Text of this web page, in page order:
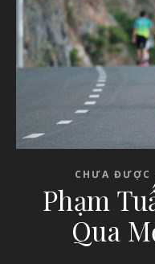
CHƯA ĐƯỢC
Phạm
Qua